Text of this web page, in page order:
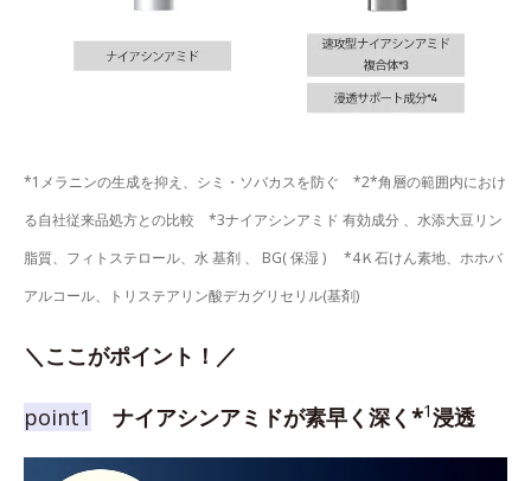
*1メラニンの生成を抑え、シミ・ソバカスを防ぐ *2*角層の範囲内におけ
る自社従来品処方との比較 *3ナイアシンアミド 有効成分 、水添大豆リン
脂質、フィトステロール、水 基剤 、 BG( 保湿 ) *4Ｋ石けん素地、ホホバ
アルコール、トリステアリン酸デカグリセリル(基剤)
＼ここがポイント！／
point1 ナイアシンアミドが素早く深く*1浸透